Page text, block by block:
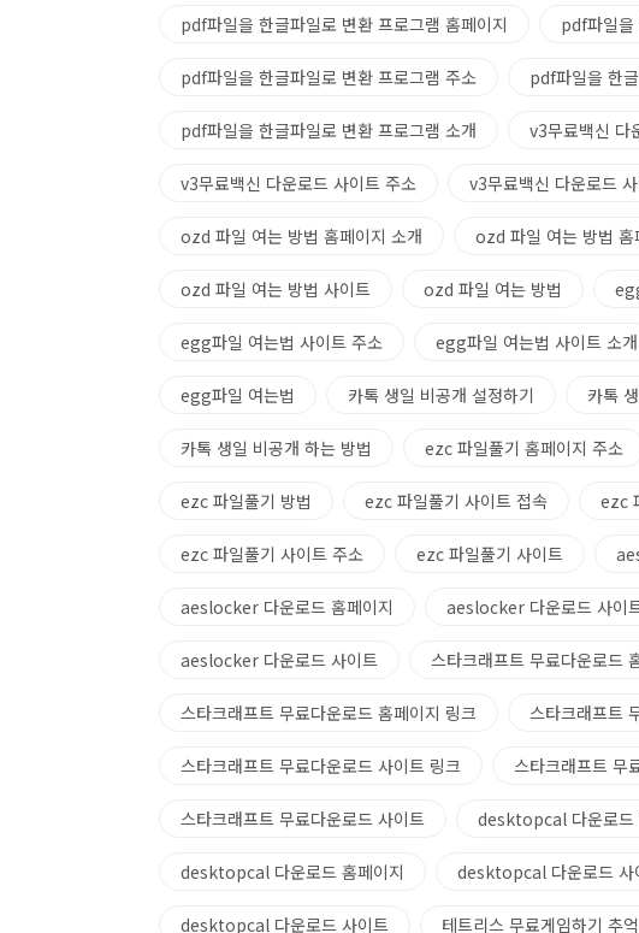
pdf파일을 한글파일로 변환 프로그램 홈페이지 pdf파일을
pdf파일을 한글파일로 변환 프로그램 주소 pdf파일을 한
pdf파일을 한글파일로 변환 프로그램 소개 v3무료백신 다
v3무료백신 다운로드 사이트 주소 v3무료백신 다운로드
ozd 파일 여는 방법 홈페이지 소개 ozd 파일 여는 방법 홈
ozd 파일 여는 방법 사이트 ozd 파일 여는 방법
egg파일 여는법 사이트 주소 egg파일 여는법 사이트 소개
egg파일 여는법 카톡 생일 비공개 설정하기 카톡
카톡 생일 비공개 하는 방법 ezc 파일풀기 홈페이지 주소
ezc 파일풀기 방법 ezc 파일풀기 사이트 접속 ezc
ezc 파일풀기 사이트 주소 ezc 파일풀기 사이트
aeslocker 다운로드 홈페이지 aeslocker 다운로드 사이
aeslocker 다운로드 사이트 스타크래프트 무료다운로드
스타크래프트 무료다운로드 홈페이지 링크 스타크래프트
스타크래프트 무료다운로드 사이트 링크 스타크래프트 무
스타크래프트 무료다운로드 사이트 desktopcal 다운로드
desktopcal 다운로드 홈페이지 desktopcal 다운로드 사
desktopcal 다운로드 사이트 테트리스 무료게임하기 추